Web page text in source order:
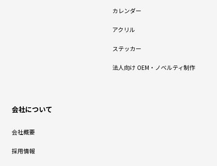
カレンダー
アクリル
ステッカー
法人向け OEM・ノベルティ制作
会社について
会社概要
採用情報